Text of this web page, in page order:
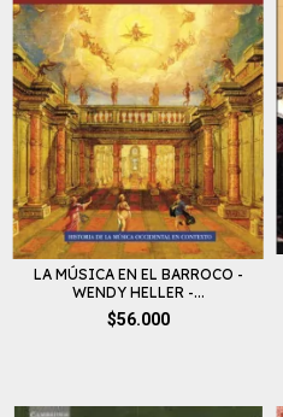
LA MÚSICA EN EL BARROCO -
WENDY HELLER -...
$56.000